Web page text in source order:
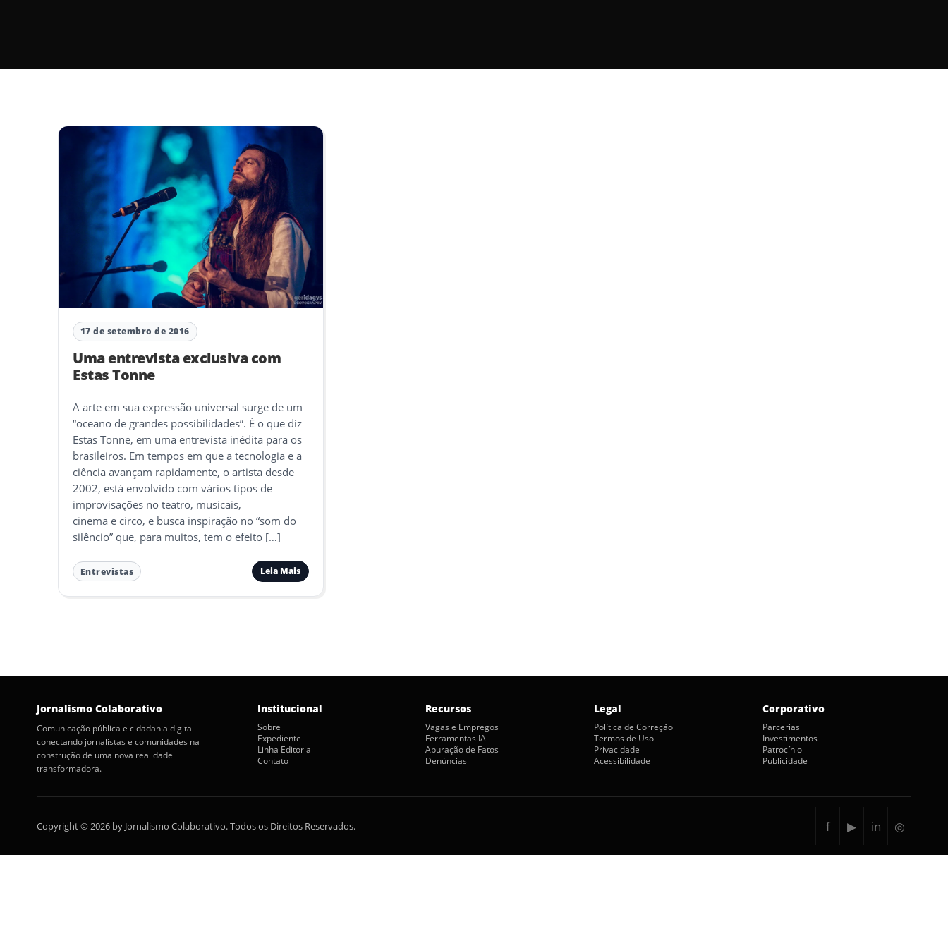
17 de setembro de 2016
Uma entrevista exclusiva com
Estas Tonne
A arte em sua expressão universal surge de um
“oceano de grandes possibilidades”. É o que diz
Estas Tonne, em uma entrevista inédita para os
brasileiros. Em tempos em que a tecnologia e a
ciência avançam rapidamente, o artista desde
2002, está envolvido com vários tipos de
improvisações no teatro, musicais,
cinema e circo, e busca inspiração no “som do
silêncio” que, para muitos, tem o efeito […]
Entrevistas Leia Mais
Jornalismo Colaborativo
Comunicação pública e cidadania digital
conectando jornalistas e comunidades na
construção de uma nova realidade
transformadora.
Institucional
Sobre
Expediente
Linha Editorial
Contato
Recursos
Vagas e Empregos
Ferramentas IA
Apuração de Fatos
Denúncias
Legal
Política de Correção
Termos de Uso
Privacidade
Acessibilidade
Corporativo
Parcerias
Investimentos
Patrocínio
Publicidade
Copyright © 2026 by Jornalismo Colaborativo. Todos os Direitos Reservados. f ▶ in ◎